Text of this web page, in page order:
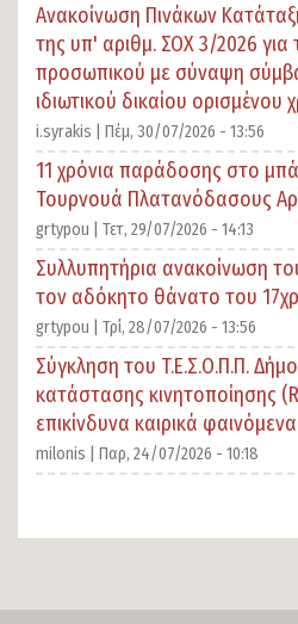
Ανακοίνωση Πινάκων
της υπ' αριθμ. ΣΟΧ 3/2026
προσωπικού με σύναψη
ιδιωτικού δικαίου ορισμένου
i.syrakis | Πέμ, 30/07/2026 - 13:56
11 χρόνια παράδοσης στο
Τουρνουά Πλατανόδασους
grtypou | Τετ, 29/07/2026 - 14:13
Συλλυπητήρια ανακοίνωση
τον αδόκητο θάνατο του
grtypou | Τρί, 28/07/2026 - 13:56
Σύγκληση του T.E.Σ.Ο.Π.Π.
κατάστασης κινητοποίησης
επικίνδυνα καιρικά φαινόμενα
milonis | Παρ, 24/07/2026 - 10:18